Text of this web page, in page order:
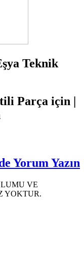
Teknik
Parça için |
Yorum Yazın
VE
YOKTUR.